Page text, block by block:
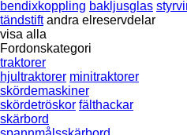
bendixkoppling bakljusglas
tändstift andra elreservdelar
visa alla
Fordonskategori
traktorer
hjultraktorer minitraktorer
skördemaskiner
skördetröskor fälthackar
skärbord